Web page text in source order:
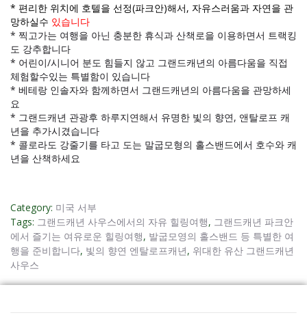
* 편리한 위치에 호텔을 선정(파크안)해서, 자유스러움과 자연을 관
망하실수 있습니다
* 찍고가는 여행을 아닌 충분한 휴식과 산책로을 이용하면서 트랙킹
도 강추합니다
* 어린이/시니어 분도 힘들지 않고 그랜드캐년의 아름다움을 직접
체험할수있는 특별함이 있습니다
* 베테랑 인솔자와 함께하면서 그랜드캐년의 아름다움을 관망하세
요
* 그랜드캐년 관광후 하루지연해서 유명한 빛의 향연, 앤탈로프 캐
년을 추가시겼습니다
* 콜로라도 강줄기를 타고 도는 말굽모형의 홀스밴드에서 호수와 캐
년을 산책하세요
Category: 미국 서부
Tags: 그랜드캐년 사우스에서의 자유 힐링여행, 그랜드캐년 파크안
에서 즐기는 여유로운 힐링여행, 발굽모영의 홀스밴드 등 특별한 여
행을 준비합니다, 빛의 향연 엔탈로프캐년, 위대한 유산 그랜드캐년
사우스